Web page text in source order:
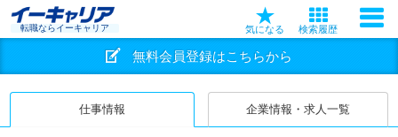
転職ならイーキャリア 気になる 検索履歴
無料会員登録はこちらから
仕事情報 企業情報・求人一覧